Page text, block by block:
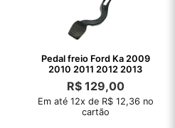
Pedal freio Ford Ka 2009
2010 2011 2012 2013
R$129,00
Em até 12x de R$ 12,36 no
cartão